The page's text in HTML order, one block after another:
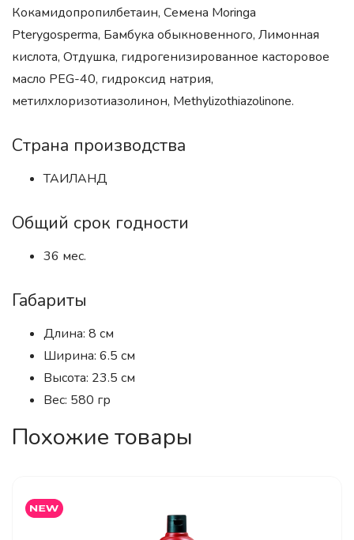
Кокамидопропилбетаин, Семена Moringa
Pterygosperma, Бамбука обыкновенного, Лимонная
кислота, Отдушка, гидрогенизированное касторовое
масло PEG-40, гидроксид натрия,
метилхлоризотиазолинон, Methylizothiazolinone.
Страна производства
ТАИЛАНД
Общий срок годности
36 мес.
Габариты
Длина: 8 см
Ширина: 6.5 см
Высота: 23.5 см
Вес: 580 гр
Похожие товары